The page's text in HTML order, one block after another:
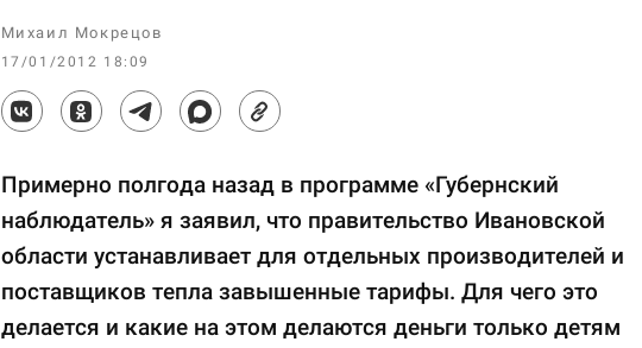
Михаил Мокрецов
17/01/2012 18:09
Примерно полгода назад в программе «Губернский
наблюдатель» я заявил, что правительство Ивановской
области устанавливает для отдельных производителей и
поставщиков тепла завышенные тарифы. Для чего это
делается и какие на этом делаются деньги только детям